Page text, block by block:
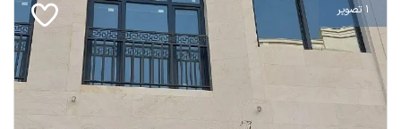
1 تصویر